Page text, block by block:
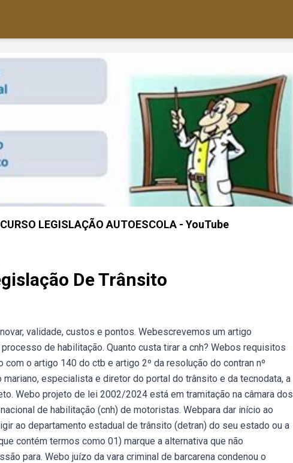
LEGISLAÇÃO AUTOESCOLA - YouTube
De Trânsito
validade, custos e pontos. Webescrevemos um artigo
de habilitação. Quanto custa tirar a cnh? Webos requisitos
o artigo 140 do ctb e artigo 2º da resolução do contran nº
especialista e diretor do portal do trânsito e da tecnodata, a
Webo projeto de lei 2002/2024 está em tramitação na câmara dos
de habilitação (cnh) de motoristas. Webpara dar início ao
ao departamento estadual de trânsito (detran) do seu estado ou a
contém termos como 01) marque a alternativa que não
para. Webo juízo da vara criminal de barcarena condenou o